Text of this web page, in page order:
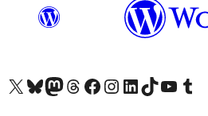
Visit our X (formerly Twitter) account
Visit our Bluesky account
Завітайте до нашої стрічки в Mastodon
Visit our Threads account
Завітайте на нашу сторінку в Facebook
Visit our Instagram account
Visit our LinkedIn account
Visit our TikTok account
Visit our YouTube
Visit our